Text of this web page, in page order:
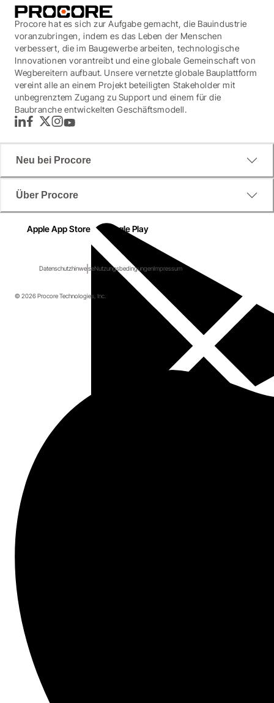
Procore hat es sich zur Aufgabe gemacht, die Bauindustrie
voranzubringen, indem es das Leben der Menschen
verbessert, die im Baugewerbe arbeiten, technologische
Innovationen vorantreibt und eine globale Gemeinschaft von
Wegbereitern aufbaut. Unsere vernetzte globale Bauplattform
vereint alle an einem Projekt beteiligten Stakeholder mit
unbegrenztem Zugang zu Support und einem für die
Baubranche entwickelten Geschäftsmodell.
LinkedInFacebook
TwitterInstagram
YouTube
Neu bei Procore
Über Procore
Apple App Store Google Play
DatenschutzhinweiseNutzungsbedingungenImpressum
© 2026 Procore Technologies, Inc.